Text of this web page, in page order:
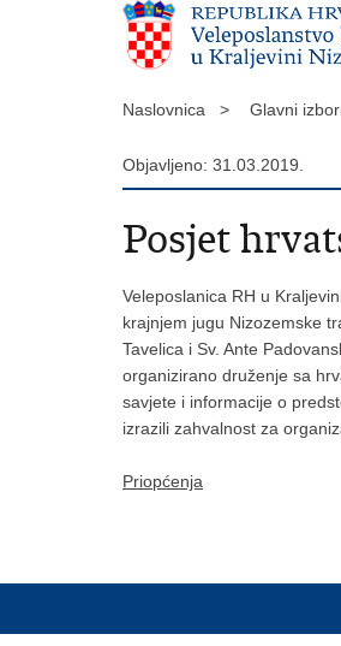
Naslovnica > Glavni
Objavljeno: 31.03.2019.
Posjet
Veleposlanica RH u
krajnjem jugu Nizozemske
Tavelica i Sv. Ante
organizirano druženje sa
savjete i informacije o
izrazili zahvalnost za
Priopćenja